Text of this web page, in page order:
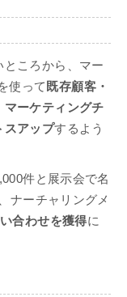
ころから、マー
使って 既存顧客・
マーケティングチ
スアップするよう
件と展示会で名
ナーチャリングメ
合わせを獲得に